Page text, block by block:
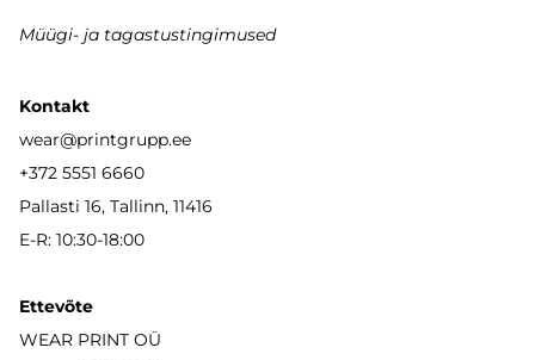
Müügi- ja tagastustingimused
Kontakt
wear@printgrupp.ee
+372 5551 6660
Pallasti 16, Tallinn, 11416
E-R: 10:30-18:00
Ettevõte
WEAR PRINT OÜ